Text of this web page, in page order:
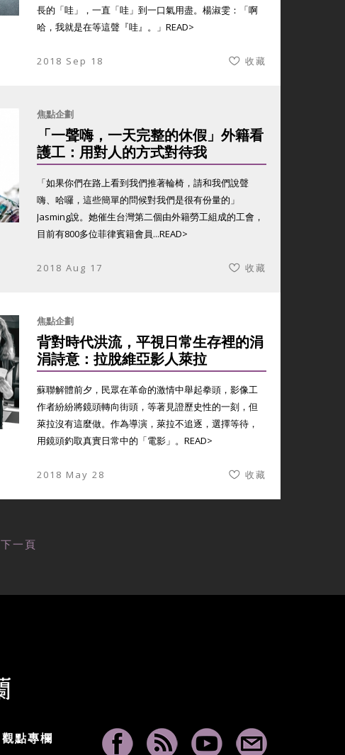
長的「哇」，一直「哇」到一口氣用盡。楊淑雯：「啊
哈，我就是在等這聲『哇』。」 READ>
2018 Sep 18 收藏
焦點企劃
「一聲嗨，一天完整的休假」外籍看
護工：用對人的方式對待我
「如果你們在路上看到我們推著輪椅，請和我們說聲
嗨、哈囉，這些簡單的問候對我們是很有份量的」
Jasming說。她催生台灣第二個由外籍勞工組成的工會，
目前有800多位菲律賓籍會員...READ>
2018 Aug 17 收藏
焦點企劃
背對時代洪流，平視日常生存裡的涓
涓詩意：拉脫維亞影人萊拉
蘇聯解體前夕，民眾在革命的激情中舉起拳頭，影像工
作者紛紛將鏡頭轉向街頭，等著見證歷史性的一刻，但
萊拉沒有這麼做。作為導演，萊拉不追逐，選擇等待，
用鏡頭釣取真實日常中的「電影」。 READ>
2018 May 28 收藏
下一頁
觀點專欄